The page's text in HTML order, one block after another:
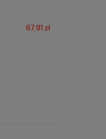
67,91 zł